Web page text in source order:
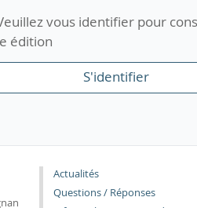
vous identifier pour
édition
S'identifier
Actualités
Questions / Réponses